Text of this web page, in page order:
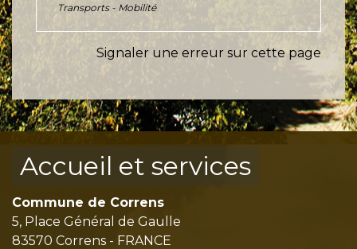
Transports - Mobilité
Signaler une erreur sur cette page
Accueil et services
Commune de Correns
5, Place Général de Gaulle
83570 Correns - FRANCE